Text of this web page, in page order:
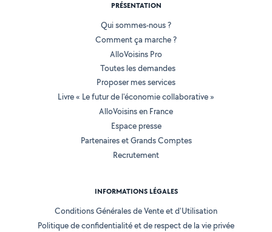
PRÉSENTATION
Qui sommes-nous ?
Comment ça marche ?
AlloVoisins Pro
Toutes les demandes
Proposer mes services
Livre « Le futur de l'économie collaborative »
AlloVoisins en France
Espace presse
Partenaires et Grands Comptes
Recrutement
INFORMATIONS LÉGALES
Conditions Générales de Vente et d'Utilisation
Politique de confidentialité et de respect de la vie privée